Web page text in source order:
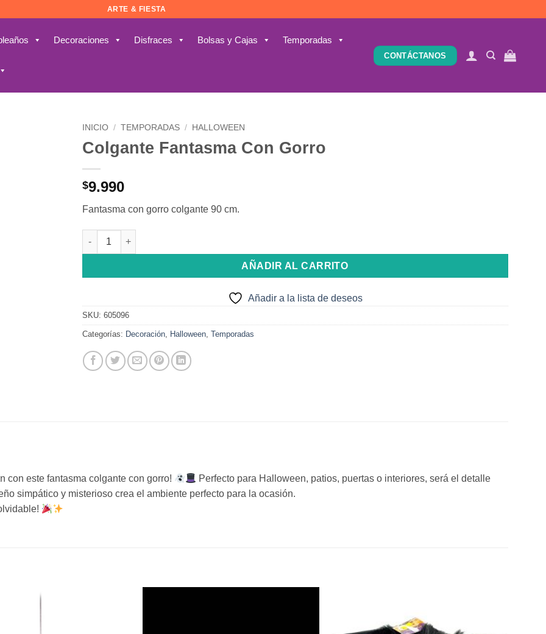
ARTE & FIESTA
Decoraciones Disfraces Bolsas y Cajas Temporadas
CONTÁCTANOS
INICIO / TEMPORADAS / HALLOWEEN
Colgante Fantasma Con Gorro
$9.990
Fantasma con gorro colgante 90 cm.
Colgante Fantasma Con Gorro cantidad
AÑADIR AL CARRITO
Añadir a la lista de deseos
SKU: 605096
Categorías: Decoración, Halloween, Temporadas
con este fantasma colgante con gorro!
Perfecto para Halloween, patios, puertas o interiores, será el detalle
simpático y misterioso crea el ambiente perfecto para la ocasión.